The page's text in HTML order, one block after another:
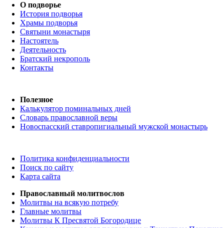
О подворье
История подворья
Храмы подворья
Святыни монастыря
Настоятель
Деятельность
Братский некрополь
Контакты
Полезное
Калькулятор поминальных дней
Словарь православной веры
Новоспасский ставропигиальный мужской монастырь
Политика конфиденциальности
Поиск по сайту
Карта сайта
Православный молитвослов
Молитвы на всякую потребу
Главные молитвы
Молитвы К Пресвятой Богородице